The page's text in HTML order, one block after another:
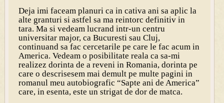
Deja imi faceam planuri ca in cativa ani sa aplic la
alte granturi si astfel sa ma reintorc definitiv in
tara. Ma si vedeam lucrand intr-un centru
universitar major, ca Bucuresti sau Cluj,
continuand sa fac cercetarile pe care le fac acum in
America. Vedeam o posibilitate reala ca sa-mi
realizez dorinta de a reveni in Romania, dorinta pe
care o descrisesem mai demult pe multe pagini in
romanul meu autobiografic “Sapte ani de America”
care, in esenta, este un strigat de dor de matca.